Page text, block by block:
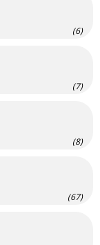
(6)
(7)
(8)
(67)